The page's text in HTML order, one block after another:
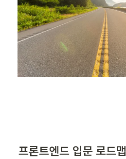
프론트엔드 입문 로드맵